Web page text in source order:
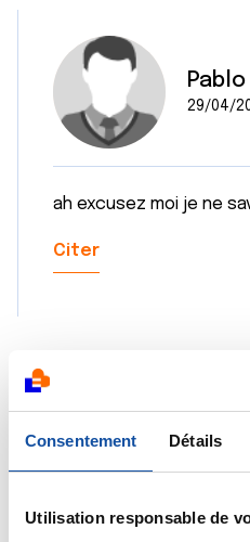
Consentement Détails
Utilisation responsable de
29/04/
ah excusez moi je ne
Citer
30/04/2020 -